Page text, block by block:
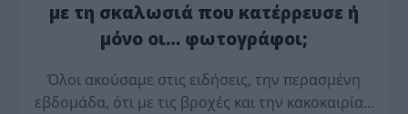
με τη σκαλωσιά που κατέρρευσε ή
μόνο οι… φωτογράφοι;
Όλοι ακούσαμε στις ειδήσεις, την περασμένη
εβδομάδα, ότι με τις βροχές και την κακοκαιρία…